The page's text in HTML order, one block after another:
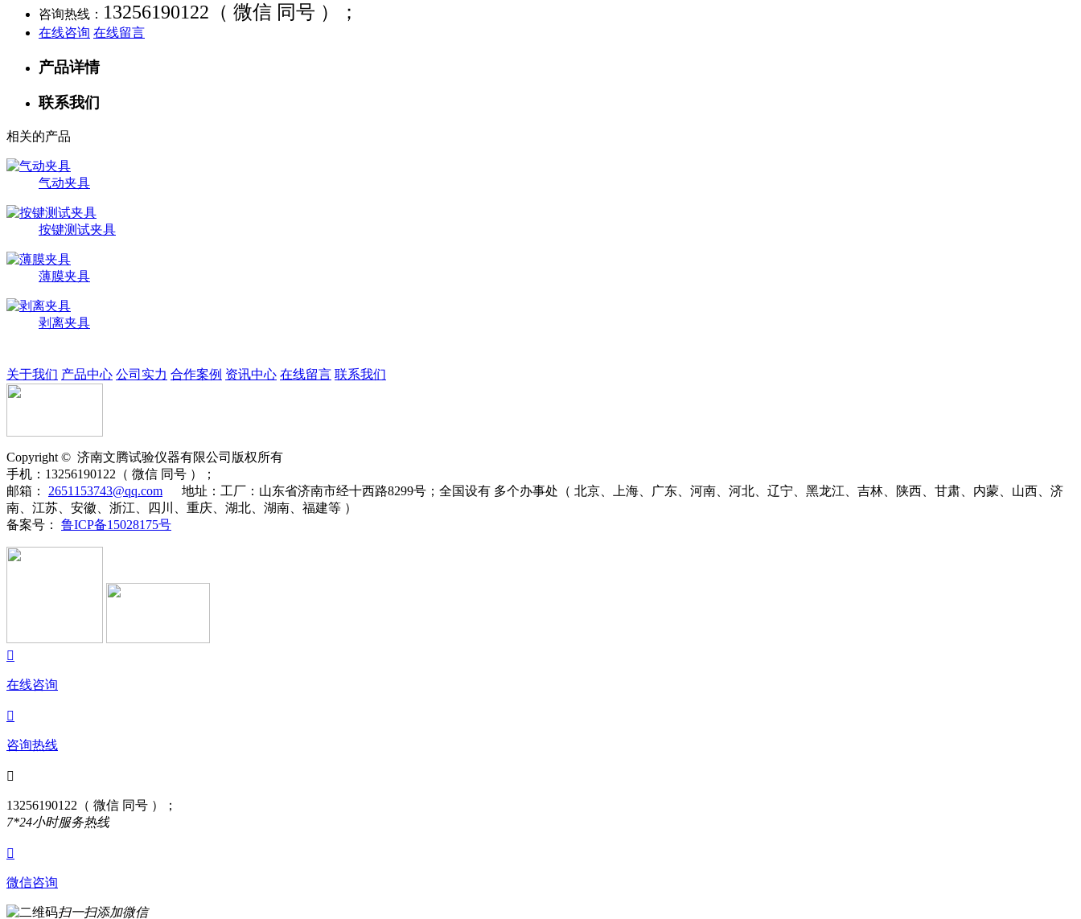
咨询热线： 13256190122（ 微信 同号 ）；
在线咨询 在线留言
产品详情
联系我们
相关的产品
气动夹具
按键测试夹具
薄膜夹具
剥离夹具
关于我们 产品中心 公司实力 合作案例 资讯中心 在线留言 联系我们
Copyright © 济南文腾试验仪器有限公司版权所有
手机： 13256190122（ 微信 同号 ）；
邮箱： 2651153743@qq.com 地址： 工厂：山东省济南市经十西路8299号；全国设有 多个办事处（ 北京、上海、广东、河南、河北、辽宁、黑龙江、吉林、陕西、甘肃、内蒙、山西、济
南、江苏、安徽、浙江、四川、重庆、湖北、湖南、福建等 ）
备案号： 鲁ICP备15028175号

在线咨询

咨询热线

13256190122（ 微信 同号 ）；
7*24小时服务热线

微信咨询
扫一扫添加微信